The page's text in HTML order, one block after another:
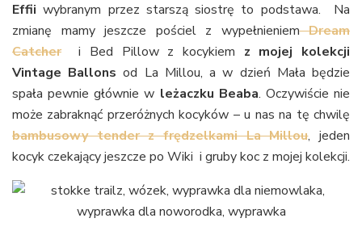
Effii wybranym przez starszą siostrę to podstawa. Na
zmianę mamy jeszcze pościel z wypełnieniemDream
Catcher i Bed Pillow z kocykiem z mojej kolekcji
Vintage Ballons od La Millou, a w dzień Mała będzie
spała pewnie głównie w leżaczku Beaba. Oczywiście nie
może zabraknąć przeróżnych kocyków – u nas na tę chwilę
bambusowy tender z frędzelkami La Millou, jeden
kocyk czekający jeszcze po Wiki i gruby koc z mojej kolekcji.